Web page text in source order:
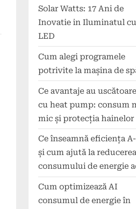
Solar Watts: 17 Ani de
Inovatie in Iluminatul cu
LED
Cum alegi programele
potrivite la mașina de
Ce avantaje au
cu heat pump: consum
mic și protecția hainelor
Ce înseamnă eficiența
și cum ajută la reducerea
consumului de energie
Cum optimizează AI
consumul de energie în